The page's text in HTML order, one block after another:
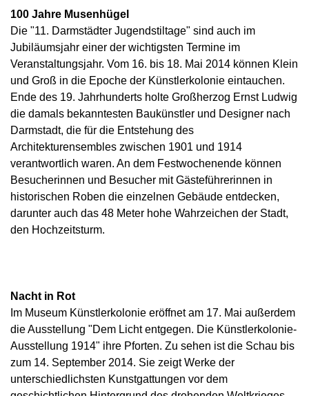
100 Jahre Musenhügel
Die "11. Darmstädter Jugendstiltage" sind auch im
Jubiläumsjahr einer der wichtigsten Termine im
Veranstaltungsjahr. Vom 16. bis 18. Mai 2014 können Klein
und Groß in die Epoche der Künstlerkolonie eintauchen.
Ende des 19. Jahrhunderts holte Großherzog Ernst Ludwig
die damals bekanntesten Baukünstler und Designer nach
Darmstadt, die für die Entstehung des
Architekturensembles zwischen 1901 und 1914
verantwortlich waren. An dem Festwochenende können
Besucherinnen und Besucher mit Gästeführerinnen in
historischen Roben die einzelnen Gebäude entdecken,
darunter auch das 48 Meter hohe Wahrzeichen der Stadt,
den Hochzeitsturm.
Nacht in Rot
Im Museum Künstlerkolonie eröffnet am 17. Mai außerdem
die Ausstellung "Dem Licht entgegen. Die Künstlerkolonie-
Ausstellung 1914" ihre Pforten. Zu sehen ist die Schau bis
zum 14. September 2014. Sie zeigt Werke der
unterschiedlichsten Kunstgattungen vor dem